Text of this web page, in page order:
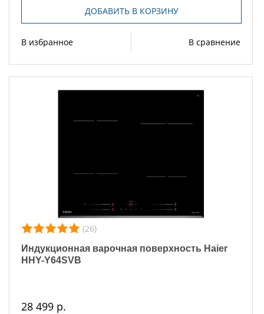
ДОБАВИТЬ В КОРЗИНУ
В избранное В сравнение
(26)
Индукционная варочная поверхность Haier
HHY-Y64SVB
28 499 р.